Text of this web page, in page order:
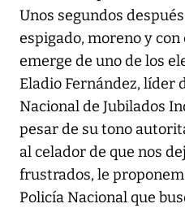
Unos segundos
espigado, moreno y con
emerge de uno de los
Eladio Fernández, líder
Nacional de Jubilados
pesar de su tono
al celador de que nos
frustrados, le
Policía Nacional que